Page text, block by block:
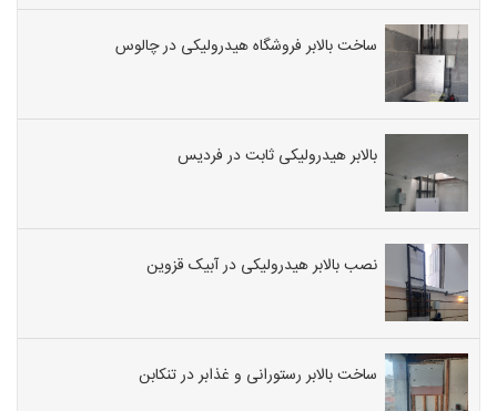
ساخت بالابر فروشگاه هیدرولیکی در چالوس
بالابر هیدرولیکی ثابت در فردیس
نصب بالابر هیدرولیکی در آبیک قزوین
ساخت بالابر رستورانی و غذابر در تنکابن